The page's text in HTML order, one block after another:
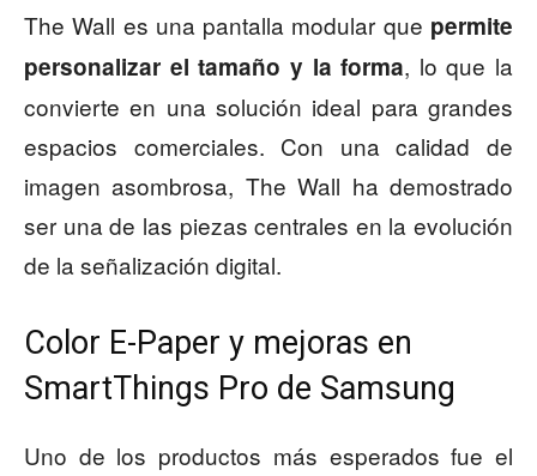
The Wall es una pantalla modular que permite
personalizar el tamaño y la forma, lo que la
convierte en una solución ideal para grandes
espacios comerciales. Con una calidad de
imagen asombrosa, The Wall ha demostrado
ser una de las piezas centrales en la evolución
de la señalización digital.
Color E-Paper y mejoras en
SmartThings Pro de Samsung
Uno de los productos más esperados fue el